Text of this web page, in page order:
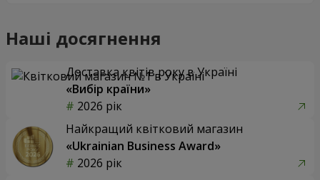
Наші досягнення
Доставка квітів року в Україні
«Вибір країни»
2026 рік
Найкращий квітковий магазин
«Ukrainian Business Award»
2026 рік